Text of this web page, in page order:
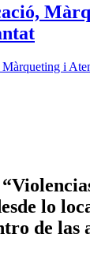
i
lo
de las